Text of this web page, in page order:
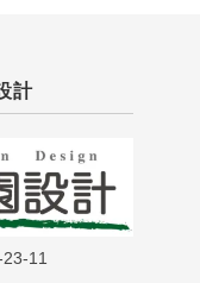
計
11